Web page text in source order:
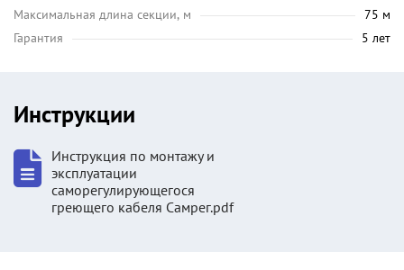
Максимальная длина секции, м
75 м
Гарантия
5 лет
Инструкции
Инструкция по монтажу и
эксплуатации
саморегулирующегося
греющего кабеля Самрег.pdf